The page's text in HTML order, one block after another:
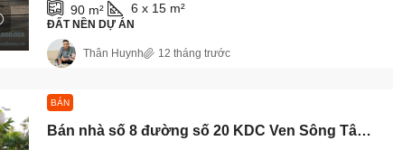
90 m² 6 x 15 m²
ĐẤT NỀN DỰ ÁN
Thân Huynh 12 tháng trước
BÁN
Bán nhà số 8 đường số 20 KDC Ven Sông Tân Phong – Diện tích 7x18m – Giá 23 Tỷ